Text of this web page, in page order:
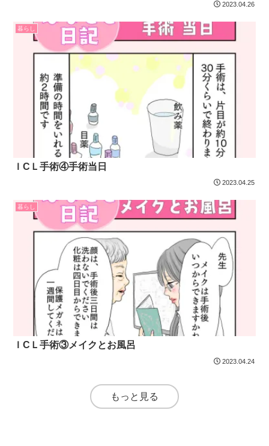
2023.04.26
暮らし
ＩCＬ手術④手術当日
2023.04.25
暮らし
ＩCＬ手術③メイクとお風呂
2023.04.24
もっと見る